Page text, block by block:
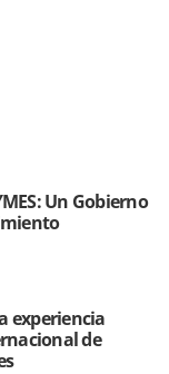
Un Gobierno
experiencia
de